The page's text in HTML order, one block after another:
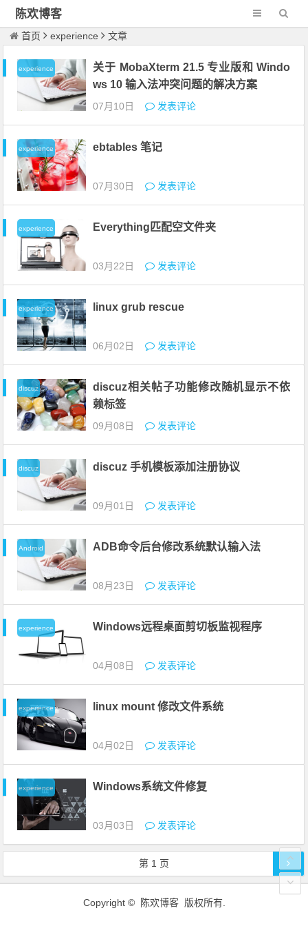
陈欢博客
首页 experience 文章
experience
关于 MobaXterm 21.5 专业版和 Windo
ws 10 输入法冲突问题的解决方案
07月10日 发表评论
experience ebtables 笔记
07月30日 发表评论
experience Everything匹配空文件夹
03月22日 发表评论
experience linux grub rescue
06月02日 发表评论
discuz
discuz相关帖子功能修改随机显示不依
赖标签
09月08日 发表评论
discuz discuz 手机模板添加注册协议
09月01日 发表评论
Android ADB命令后台修改系统默认输入法
08月23日 发表评论
experience Windows远程桌面剪切板监视程序
04月08日 发表评论
experience linux mount 修改文件系统
04月02日 发表评论
experience Windows系统文件修复
03月03日 发表评论
第 1 页
Copyright © 陈欢博客 版权所有.